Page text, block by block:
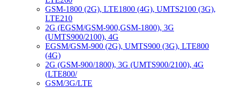
GSM-1800 (2G), LTE1800 (4G), UMTS2100 (3G),
LTE210
2G (EGSM/GSM-900,GSM-1800), 3G
(UMTS900/2100), 4G
EGSM/GSM-900 (2G), UMTS900 (3G), LTE800
(4G)
2G (GSM-900/1800), 3G (UMTS900/2100), 4G
(LTE800/
GSM/3G/LTE